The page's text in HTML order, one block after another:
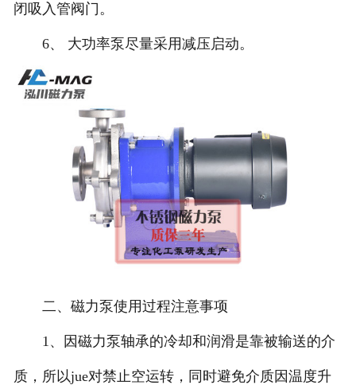
闭吸入管阀门。
6、 大功率泵尽量采用减压启动。
二、磁力泵使用过程注意事项
1、因磁力泵轴承的冷却和润滑是靠被输送的介
质，所以jue对禁止空运转，同时避免介质因温度升